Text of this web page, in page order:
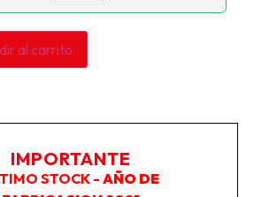
al carrito
IMPORTANTE
STOCK - AÑO DE